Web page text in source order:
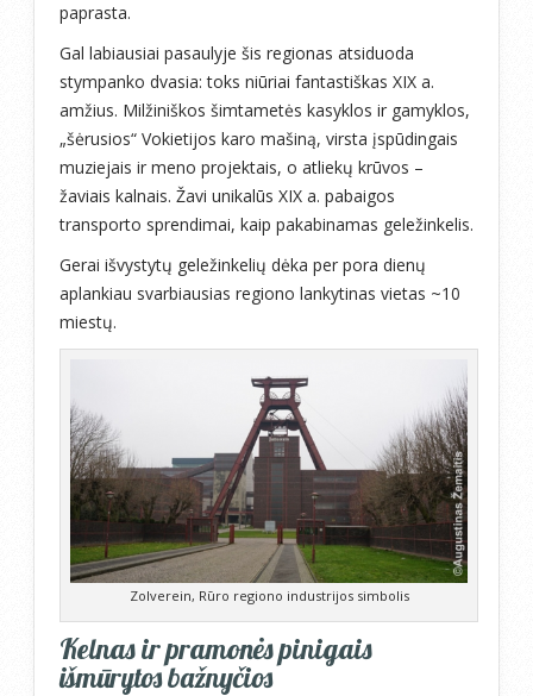
paprasta.
Gal labiausiai pasaulyje šis regionas atsiduoda
stympanko dvasia: toks niūriai fantastiškas XIX a.
amžius. Milžiniškos šimtametės kasyklos ir gamyklos,
„šėrusios“ Vokietijos karo mašiną, virsta įspūdingais
muziejais ir meno projektais, o atliekų krūvos –
žaviais kalnais. Žavi unikalūs XIX a. pabaigos
transporto sprendimai, kaip pakabinamas geležinkelis.
Gerai išvystytų geležinkelių dėka per pora dienų
aplankiau svarbiausias regiono lankytinas vietas ~10
miestų.
Zolverein, Rūro regiono industrijos simbolis
Kelnas ir pramonės pinigais
išmūrytos bažnyčios